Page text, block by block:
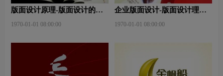
版面设计原理-版面设计的原
1970-01-01 08:00:00
企业版面设计-版面设计理
1970-01-01 08:00:00